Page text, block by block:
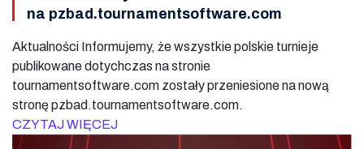
na pzbad.tournamentsoftware.com
Aktualności Informujemy, że wszystkie polskie turnieje
publikowane dotychczas na stronie
tournamentsoftware.com zostały przeniesione na nową
stronę pzbad.tournamentsoftware.com.
CZYTAJ WIĘCEJ